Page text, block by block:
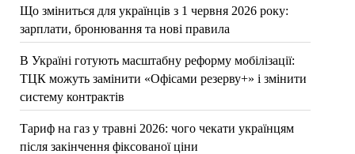
Що зміниться для українців з 1 червня 2026 року:
зарплати, бронювання та нові правила
В Україні готують масштабну реформу мобілізації:
ТЦК можуть замінити «Офісами резерву+» і змінити
систему контрактів
Тариф на газ у травні 2026: чого чекати українцям
після закінчення фіксованої ціни